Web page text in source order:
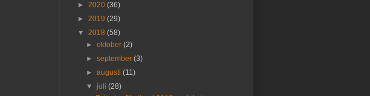
► 2020 (36)
► 2019 (29)
▼ 2018 (58)
►oktober(2)
►september(3)
►augusti(11)
▼juli(28)